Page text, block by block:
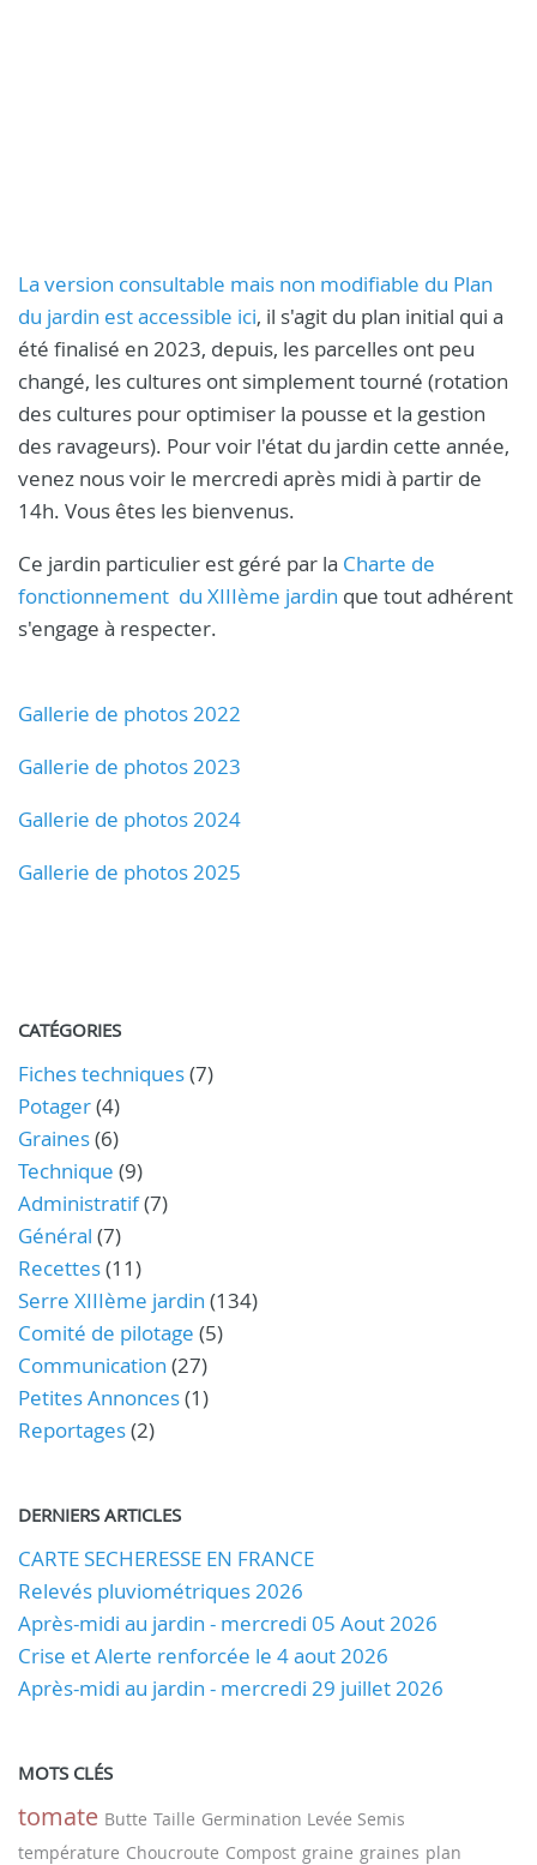
La version consultable mais non modifiable du Plan
du jardin est accessible ici, il s'agit du plan initial qui a
été finalisé en 2023, depuis, les parcelles ont peu
changé, les cultures ont simplement tourné (rotation
des cultures pour optimiser la pousse et la gestion
des ravageurs). Pour voir l'état du jardin cette année,
venez nous voir le mercredi après midi à partir de
14h. Vous êtes les bienvenus.
Ce jardin particulier est géré par la Charte de
fonctionnement du XIIIème jardin que tout adhérent
s'engage à respecter.
Gallerie de photos 2022
Gallerie de photos 2023
Gallerie de photos 2024
Gallerie de photos 2025
CATÉGORIES
Fiches techniques(7)
Potager(4)
Graines(6)
Technique (9)
Administratif(7)
Général (7)
Recettes(11)
Serre XIIIème jardin (134)
Comité de pilotage (5)
Communication (27)
Petites Annonces(1)
Reportages(2)
DERNIERS ARTICLES
CARTE SECHERESSE EN FRANCE
Relevés pluviométriques 2026
Après-midi au jardin - mercredi 05 Aout 2026
Crise et Alerte renforcée le 4 aout 2026
Après-midi au jardin - mercredi 29 juillet 2026
MOTS CLÉS
tomate Butte Taille Germination Levée Semis
température Choucroute Compost graine graines plan